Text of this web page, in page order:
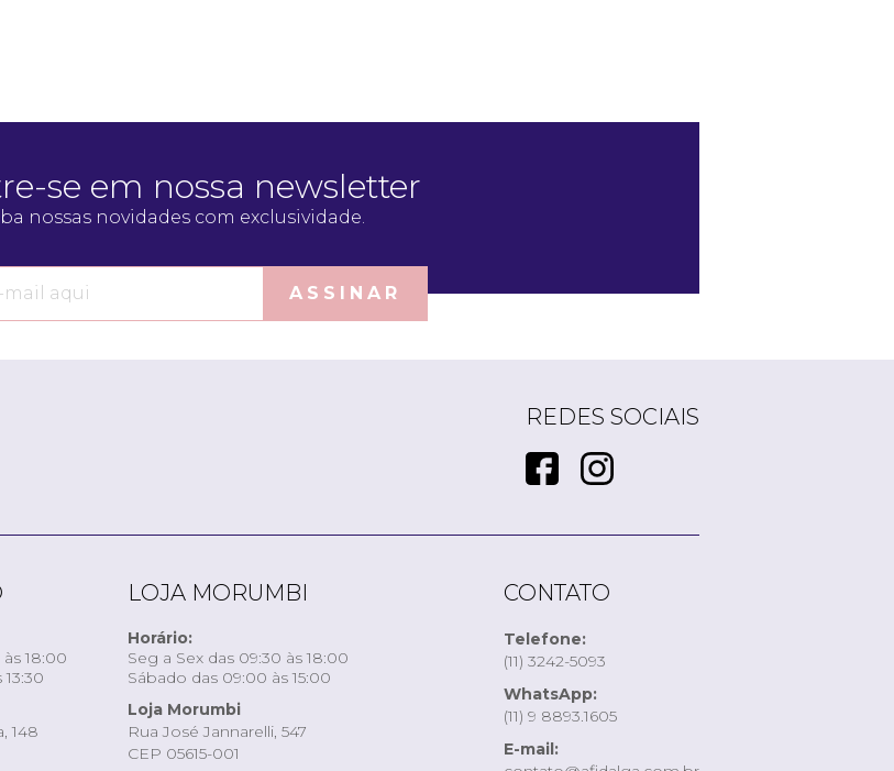
se em nossa newsletter
nossas novidades com exclusividade.
ASSINAR
REDES SOCIAIS
18:00
148
LOJA MORUMBI
Horário:
Seg a Sex das 09:30 às 18:00
Sábado das 09:00 às 15:00
Loja Morumbi
Rua José Jannarelli, 547
CEP 05615-001
CONTATO
Telefone:
(11) 3242-5093
WhatsApp:
(11) 9 8893.1605
E-mail: